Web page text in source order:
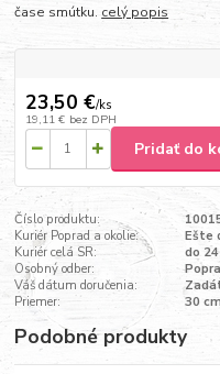
čase smútku. celý popis
23,50 €/ks
19,11 € bez DPH
Pridať do
Číslo produktu:
Kuriér Poprad a okolie:
Ešte
Kuriér celá SR:
do
Osobný odber:
Váš dátum doručenia:
Priemer:
30
Podobné produkty